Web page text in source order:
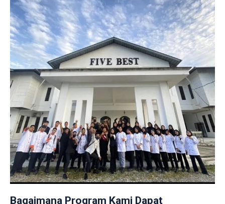
Bagaimana Program Kami Dapat